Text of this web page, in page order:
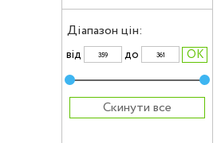
Діапазон цін:
вiд до
Скинути все